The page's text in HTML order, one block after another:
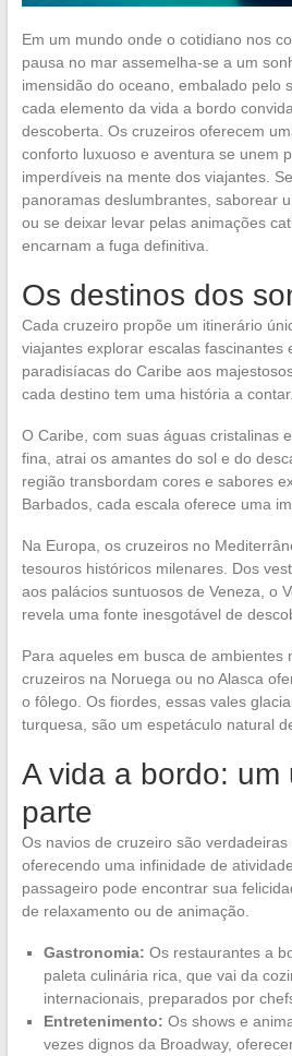
Em um mundo onde o cotidiano nos
pausa no mar assemelha-se a um
imensidão do oceano, embalado pelo
cada elemento da vida a bordo
descoberta. Os cruzeiros oferecem
conforto luxuoso e aventura se unem
imperdíveis na mente dos viajantes.
panoramas deslumbrantes, saborear
ou se deixar levar pelas animações
encarnam a fuga definitiva.
Os destinos dos
Cada cruzeiro propõe um itinerário
viajantes explorar escalas fascinantes
paradisíacas do Caribe aos
cada destino tem uma história a contar.
O Caribe, com suas águas cristalinas
fina, atrai os amantes do sol e do
região transbordam cores e sabores
Barbados, cada escala oferece uma
Na Europa, os cruzeiros no
tesouros históricos milenares. Dos
aos palácios suntuosos de Veneza, o
revela uma fonte inesgotável de
Para aqueles em busca de ambientes
cruzeiros na Noruega ou no Alasca
o fôlego. Os fiordes, essas vales
turquesa, são um espetáculo natural
A vida a bordo: um
parte
Os navios de cruzeiro são verdadeiras
oferecendo uma infinidade de
passageiro pode encontrar sua
de relaxamento ou de animação.
Gastronomia: Os restaurantes a
paleta culinária rica, que vai da
internacionais, preparados por
Entretenimento: Os shows e
vezes dignos da Broadway,